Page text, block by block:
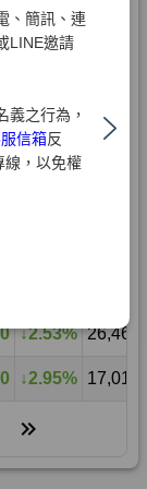
、簡訊、連
LINE邀請
義之行為，
信箱反
線，以免權